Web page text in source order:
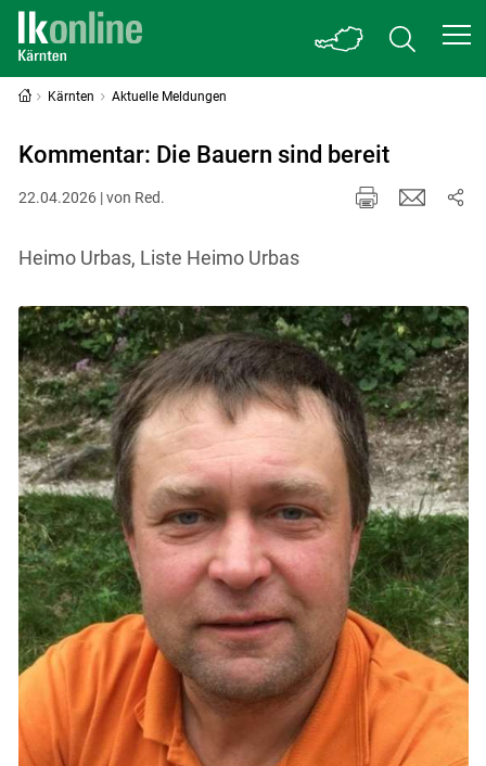
Kärnten Aktuelle Meldungen
Kommentar: Die Bauern sind bereit
22.04.2026 | von Red.
Heimo Urbas, Liste Heimo Urbas